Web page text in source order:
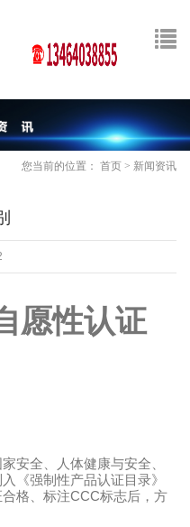
您当前的位置： 首页 > 新闻资讯
愿性认证
安全、人体健康与安全、
《强制性产品认证目录》
格、标注CCC标志后，方